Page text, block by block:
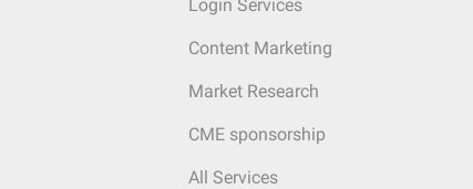
Login Services
Content Marketing
Market Research
CME sponsorship
All Services